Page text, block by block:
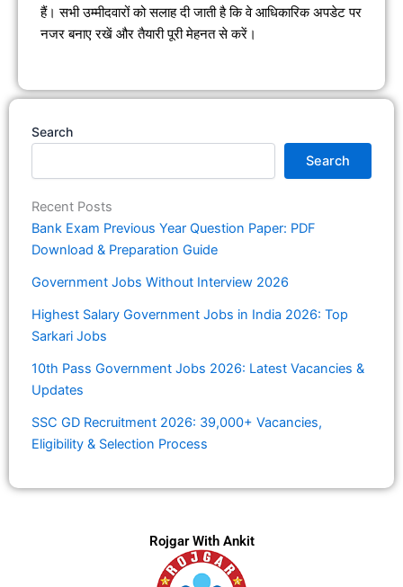
हैं। सभी उम्मीदवारों को सलाह दी जाती है कि वे आधिकारिक अपडेट पर
नजर बनाए रखें और तैयारी पूरी मेहनत से करें।
Search
Search
Recent Posts
Bank Exam Previous Year Question Paper: PDF
Download & Preparation Guide
Government Jobs Without Interview 2026
Highest Salary Government Jobs in India 2026: Top
Sarkari Jobs
10th Pass Government Jobs 2026: Latest Vacancies &
Updates
SSC GD Recruitment 2026: 39,000+ Vacancies,
Eligibility & Selection Process
Rojgar With Ankit